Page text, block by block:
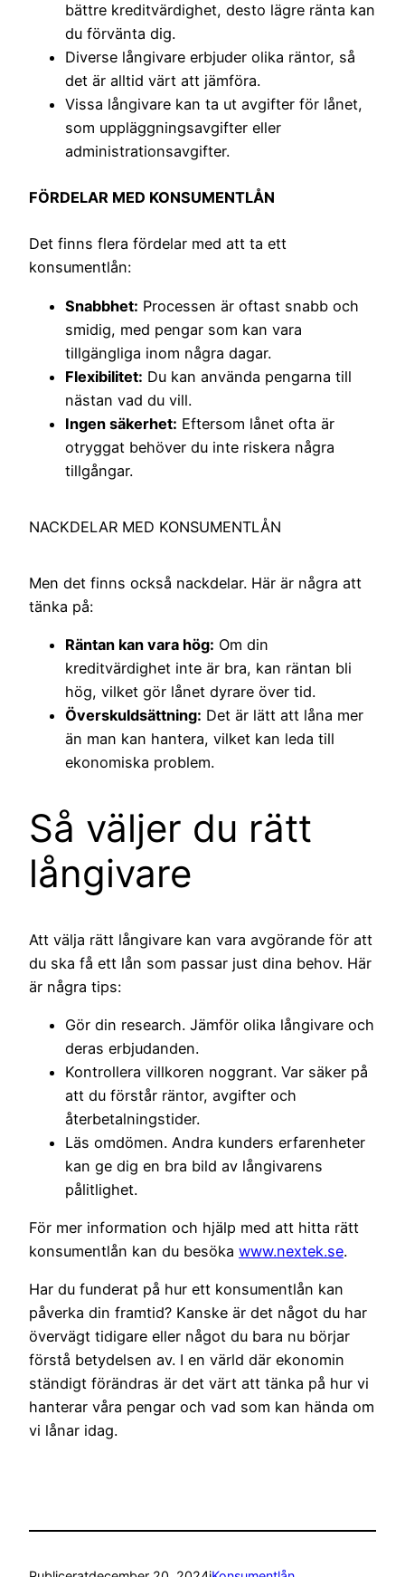
bättre kreditvärdighet, desto lägre ränta kan
du förvänta dig.
Diverse långivare erbjuder olika räntor, så
det är alltid värt att jämföra.
Vissa långivare kan ta ut avgifter för lånet,
som uppläggningsavgifter eller
administrationsavgifter.
FÖRDELAR MED KONSUMENTLÅN
Det finns flera fördelar med att ta ett
konsumentlån:
Snabbhet: Processen är oftast snabb och
smidig, med pengar som kan vara
tillgängliga inom några dagar.
Flexibilitet: Du kan använda pengarna till
nästan vad du vill.
Ingen säkerhet: Eftersom lånet ofta är
otryggat behöver du inte riskera några
tillgångar.
NACKDELAR MED KONSUMENTLÅN
Men det finns också nackdelar. Här är några att
tänka på:
Räntan kan vara hög: Om din
kreditvärdighet inte är bra, kan räntan bli
hög, vilket gör lånet dyrare över tid.
Överskuldsättning: Det är lätt att låna mer
än man kan hantera, vilket kan leda till
ekonomiska problem.
Så väljer du rätt
långivare
Att välja rätt långivare kan vara avgörande för att
du ska få ett lån som passar just dina behov. Här
är några tips:
Gör din research. Jämför olika långivare och
deras erbjudanden.
Kontrollera villkoren noggrant. Var säker på
att du förstår räntor, avgifter och
återbetalningstider.
Läs omdömen. Andra kunders erfarenheter
kan ge dig en bra bild av långivarens
pålitlighet.
För mer information och hjälp med att hitta rätt
konsumentlån kan du besöka www.nextek.se.
Har du funderat på hur ett konsumentlån kan
påverka din framtid? Kanske är det något du har
övervägt tidigare eller något du bara nu börjar
förstå betydelsen av. I en värld där ekonomin
ständigt förändras är det värt att tänka på hur vi
hanterar våra pengar och vad som kan hända om
vi lånar idag.